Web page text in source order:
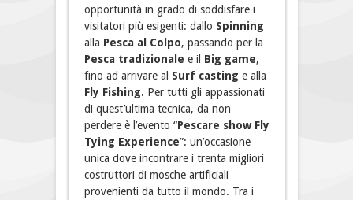
opportunità in grado di soddisfare i
visitatori più esigenti: dallo Spinning
alla Pesca al Colpo, passando per la
Pesca tradizionale e il Big game,
fino ad arrivare al Surf casting e alla
Fly Fishing. Per tutti gli appassionati
di quest’ultima tecnica, da non
perdere è l’evento “Pescare show Fly
Tying Experience”: un’occasione
unica dove incontrare i trenta migliori
costruttori di mosche artificiali
provenienti da tutto il mondo. Tra i